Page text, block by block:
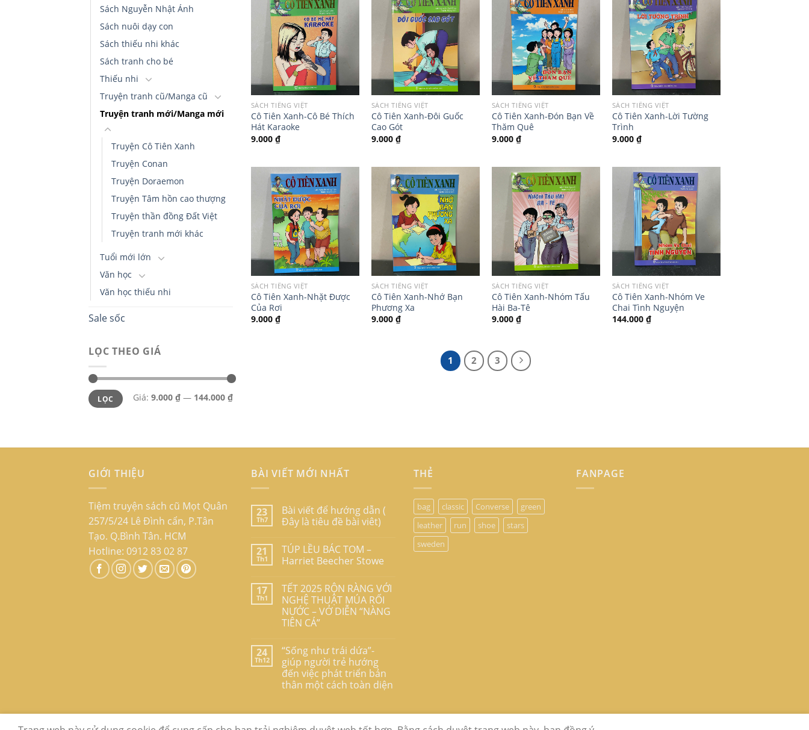
Sách Nguyễn Nhật Ánh
Sách nuôi dạy con
Sách thiếu nhi khác
Sách tranh cho bé
Thiếu nhi
Truyện tranh cũ/Manga cũ
Truyện tranh mới/Manga mới
Truyện Cô Tiên Xanh
Truyện Conan
Truyện Doraemon
Truyện Tâm hồn cao thượng
Truyện thần đồng Đất Việt
Truyện tranh mới khác
Tuổi mới lớn
Văn học
Văn học thiếu nhi
Sale sốc
LỌC THEO GIÁ
Giá
thấp
nhất
Giá
cao
nhất
LỌC Giá: 9.000 ₫ — 144.000 ₫
SÁCH TIẾNG VIỆT
Cô Tiên Xanh-Cô Bé Thích
Hát Karaoke
9.000 ₫
SÁCH TIẾNG VIỆT
Cô Tiên Xanh-Đôi Guốc
Cao Gót
9.000 ₫
SÁCH TIẾNG VIỆT
Cô Tiên Xanh-Đón Bạn Về
Thăm Quê
9.000 ₫
SÁCH TIẾNG VIỆT
Cô Tiên Xanh-Lời Tường
Trình
9.000 ₫
SÁCH TIẾNG VIỆT
Cô Tiên Xanh-Nhặt Được
Của Rơi
9.000 ₫
SÁCH TIẾNG VIỆT
Cô Tiên Xanh-Nhớ Bạn
Phương Xa
9.000 ₫
SÁCH TIẾNG VIỆT
Cô Tiên Xanh-Nhóm Tấu
Hài Ba-Tê
9.000 ₫
SÁCH TIẾNG VIỆT
Cô Tiên Xanh-Nhóm Ve
Chai Tình Nguyện
144.000 ₫
1 2 3
GIỚI THIỆU
Tiệm truyện sách cũ Mọt Quân
257/5/24 Lê Đình cẩn, P.Tân
Tạo. Q.Bình Tân. HCM
Hotline: 0912 83 02 87
BÀI VIẾT MỚI NHẤT
23
Th7
Bài viết để hướng dẫn (
Đây là tiêu đề bài viêt)
21
Th1
TÚP LỀU BÁC TOM –
Harriet Beecher Stowe
17
Th1
TẾT 2025 RỘN RÀNG VỚI
NGHỆ THUẬT MÚA RỐI
NƯỚC – VỞ DIỄN “NÀNG
TIÊN CÁ”
24
Th12
“Sống như trái dứa”-
giúp người trẻ hướng
đến việc phát triển bản
thân một cách toàn diện
THẺ
bag classic Converse
green
leather
run shoe
stars
sweden
FANPAGE